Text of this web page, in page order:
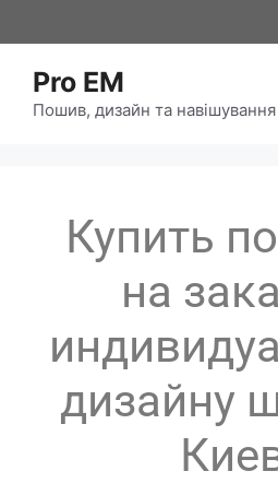
Pro EM
Пошив, дизайн та
Купить
на
дизайну